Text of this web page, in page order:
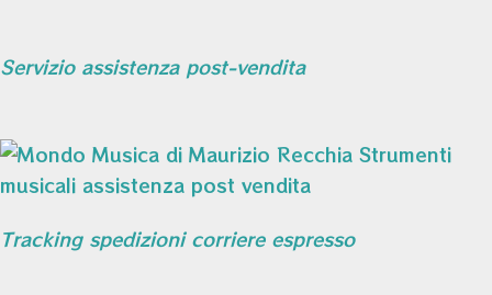
Servizio assistenza post-vendita
Tracking spedizioni corriere espresso